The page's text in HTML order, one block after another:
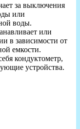
за выключения
или
воды.
или
в зависимости от
емкости.
кондуктометр,
устройства.